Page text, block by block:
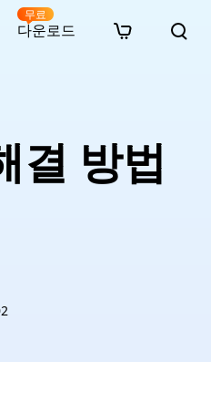
복구
· 파티션 복구
글 파일 복구
· 오피스 파일
사진 복구
· 동영상 복구
· 시네마틱 AI 이미지 프롬프트
· 애니메이션 실사 변환 프롬프트
복사
· 중복 파일 찾
장
· 디스크 공간
환
· Mac 저장 공
다운로드
무료
결 방법